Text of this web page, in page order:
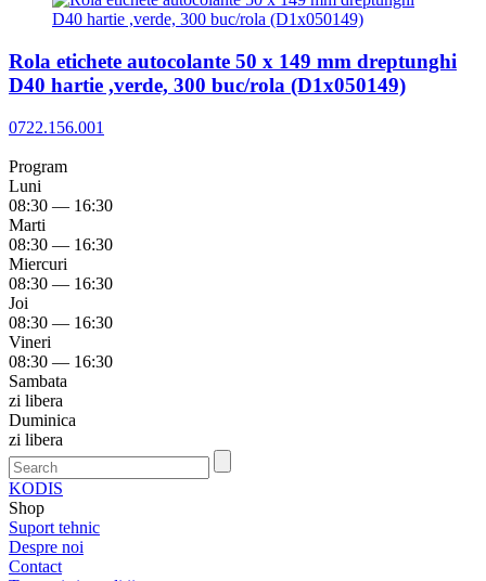
Rola etichete autocolante 50 x 149 mm dreptunghi
D40 hartie ,verde, 300 buc/rola (D1x050149)
0722.156.001
Program
Luni
08:30 — 16:30
Marti
08:30 — 16:30
Miercuri
08:30 — 16:30
Joi
08:30 — 16:30
Vineri
08:30 — 16:30
Sambata
zi libera
Duminica
zi libera
KODIS
Shop
Suport tehnic
Despre noi
Contact